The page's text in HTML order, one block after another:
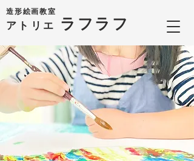
造形絵画教室
​アトリエ ラフラフ